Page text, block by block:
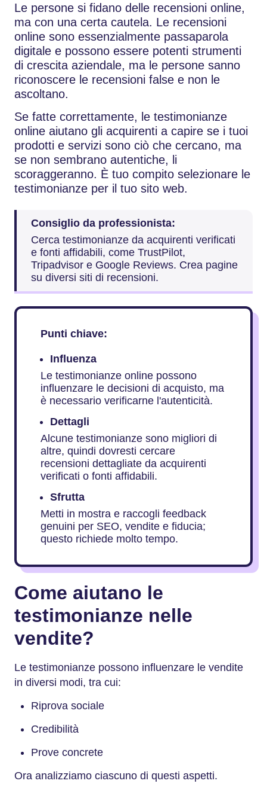
Le persone si fidano delle recensioni online,
ma con una certa cautela. Le recensioni
online sono essenzialmente passaparola
digitale e possono essere potenti strumenti
di crescita aziendale, ma le persone sanno
riconoscere le recensioni false e non le
ascoltano.
Se fatte correttamente, le testimonianze
online aiutano gli acquirenti a capire se i tuoi
prodotti e servizi sono ciò che cercano, ma
se non sembrano autentiche, li
scoraggeranno. È tuo compito selezionare le
testimonianze per il tuo sito web.
Consiglio da professionista:
Cerca testimonianze da acquirenti verificati
e fonti affidabili, come TrustPilot,
Tripadvisor e Google Reviews. Crea pagine
su diversi siti di recensioni.
Punti chiave:
Influenza
Le testimonianze online possono
influenzare le decisioni di acquisto, ma
è necessario verificarne l'autenticità.
Dettagli
Alcune testimonianze sono migliori di
altre, quindi dovresti cercare
recensioni dettagliate da acquirenti
verificati o fonti affidabili.
Sfrutta
Metti in mostra e raccogli feedback
genuini per SEO, vendite e fiducia;
questo richiede molto tempo.
Come aiutano le
testimonianze nelle
vendite?
Le testimonianze possono influenzare le vendite
in diversi modi, tra cui:
Riprova sociale
Credibilità
Prove concrete
Ora analizziamo ciascuno di questi aspetti.